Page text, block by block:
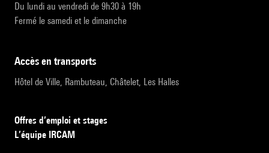
Du lundi au vendredi de 9h30 à 19h
Fermé le samedi et le dimanche
accès en transports
Hôtel de Ville, Rambuteau, Châtelet, Les Halles
Offres d’emploi et stages
L’équipe IRCAM